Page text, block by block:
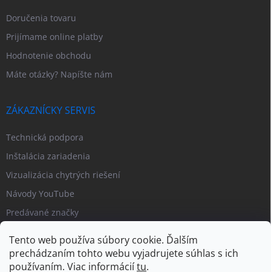
Tento web používa súbory cookie. Ďalším
prechádzaním tohto webu vyjadrujete súhlas s ich
používaním. Viac informáciítu.
Doručenia tovaru
Prijímame online platby
Hodnotenie obchodu
Máte otázky? Napíšte nám
ZÁKAZNÍCKY SERVIS
Technická podpora
Inštalácia zariadenia
Vizualizácia chytrých riešení
Návody YouTube
Predávané značky